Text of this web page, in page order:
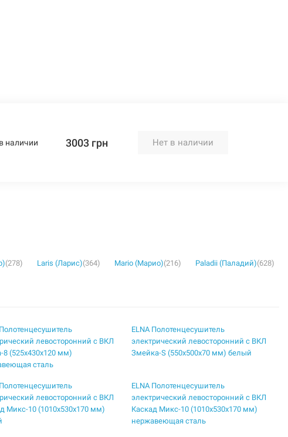
наличии 3003 грн Нет в наличии
(278) Laris (Ларис)(364) Mario (Марио)(216) Paladii (Паладий)(628)
левосторонний с ВКЛ
8 (525х430х120 мм)
сталь
ELNA Полотенцесушитель
электрический левосторонний с ВКЛ
Змейка-S (550х500х70 мм) белый
левосторонний с ВКЛ
Микс-10 (1010х530х170 мм)
ELNA Полотенцесушитель
электрический левосторонний с ВКЛ
Каскад Микс-10 (1010х530х170 мм)
нержавеющая сталь